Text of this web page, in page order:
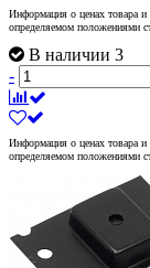
Информация о ценах товара и
определяемом положениями
В наличии 3
-
Информация о ценах товара и
определяемом положениями